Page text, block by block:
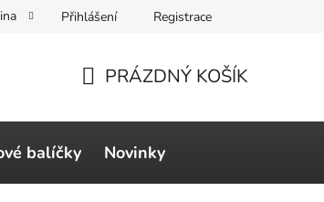
Přihlášení Registrace
KOŠÍK
PRÁZDNÝ KOŠÍK
balíčky Novinky